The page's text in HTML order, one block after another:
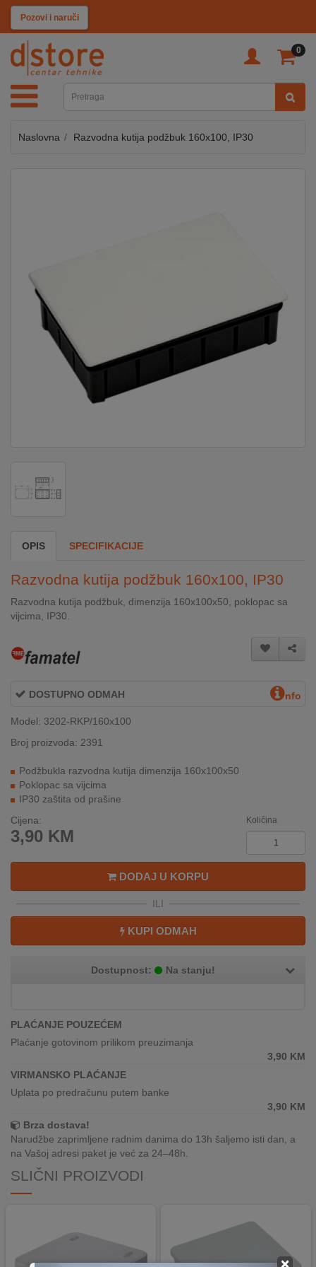
Pozovi i naruči
0
KATEGORIJE
TV
SAT
MOBILNI
KUĆANSKI
APARATI
KLIMATIZACIJA
&
GAME
INTERNO
MOJ
AKCIJE
BRENDOVI
NOVO
U
PONUDI
KONTAKT
NAMA
KAKO
KUPOVINA
IZ
INOSTRANSTVA
DIGITALIS ×
Naslovna Razvodna kutija podžbuk 160x100, IP30
OPIS SPECIFIKACIJE
Razvodna kutija podžbuk 160x100, IP30
Razvodna kutija podžbuk, dimenzija 160x100x50, poklopac sa
vijcima, IP30.
DOSTUPNO ODMAH nfo
Model: 3202-RKP/160x100
Broj proizvoda: 2391
Podžbukla razvodna kutija dimenzija 160x100x50
Poklopac sa vijcima
IP30 zaštita od prašine
Cijena:
3,90 KM
Količina
DODAJ U KORPU
ILI
KUPI ODMAH
Dostupnost: Na stanju!
PLAĆANJE POUZEĆEM
Plaćanje gotovinom prilikom preuzimanja
3,90 KM
VIRMANSKO PLAĆANJE
Uplata po predračunu putem banke
3,90 KM
Brza dostava!
Narudžbe zaprimljene radnim danima do 13h šaljemo isti dan, a
na Vašoj adresi paket je već za 24–48h.
SLIČNI PROIZVODI